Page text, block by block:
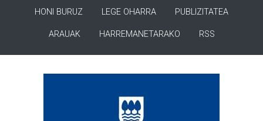
HONI BURUZ LEGE OHARRA PUBLIZITATEA
ARAUAK HARREMANETARAKO RSS